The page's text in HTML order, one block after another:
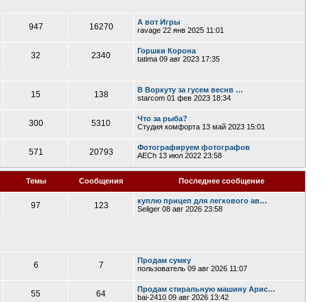
947 16270
А вот Игры
ravage 22 янв 2025 11:01
32 2340
Горшки Корона
tatima 09 авг 2023 17:35
15 138
В Воркуту за гусем веснв …
starcom 01 фев 2023 18:34
300 5310
Что за рыба?
Студия комфорта 13 май 2023 15:01
571 20793
Фотографируем фотографов
AECh 13 июл 2022 23:58
Темы Сообщения Последнее сообщение
97 123
куплю прицеп для легкового ав…
Seliger 08 авг 2026 23:58
6 7
Продам сумку
пользователь 09 авг 2026 11:07
55 64
Продам стиральную машину Арис…
bai-2410 09 авг 2026 13:42